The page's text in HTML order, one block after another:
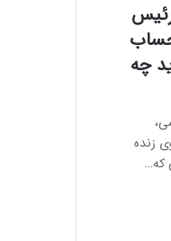
چه
زنده
که…